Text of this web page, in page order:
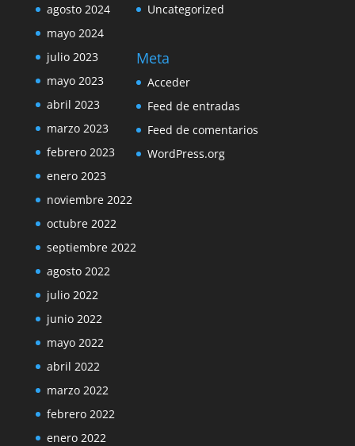
agosto 2024
mayo 2024
julio 2023
mayo 2023
abril 2023
marzo 2023
febrero 2023
enero 2023
noviembre 2022
octubre 2022
septiembre 2022
agosto 2022
julio 2022
junio 2022
mayo 2022
abril 2022
marzo 2022
febrero 2022
enero 2022
Uncategorized
Meta
Acceder
Feed de entradas
Feed de comentarios
WordPress.org